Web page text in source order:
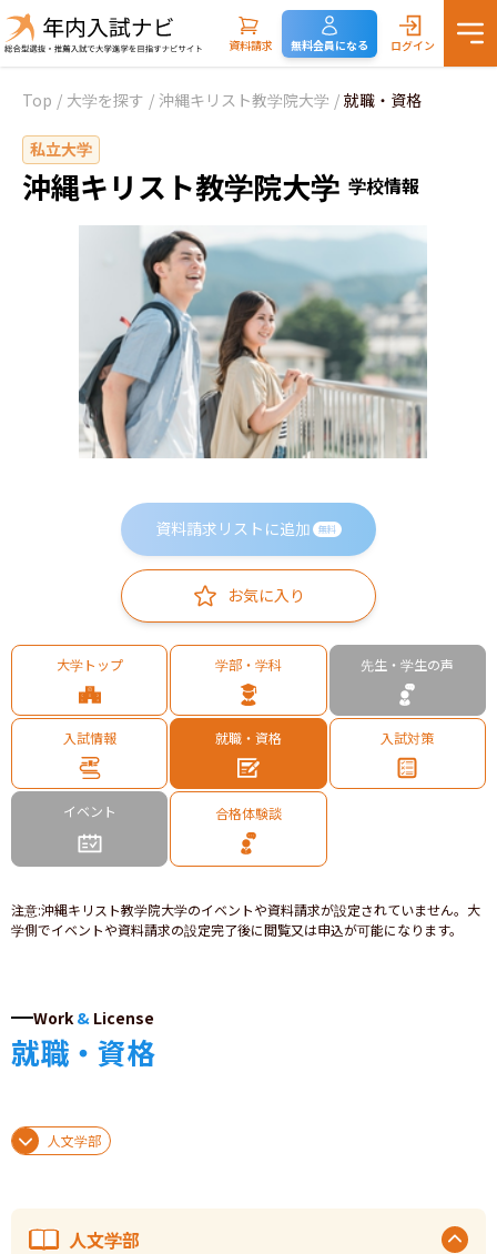
資料請求 無料会員になる ログイン
Top / 大学を探す / 沖縄キリスト教学院大学 / 就職・資格
私立大学
沖縄キリスト教学院大学 学校情報
資料請求リストに追加 無料
お気に入り
大学トップ 学部・学科 先生・学生の声
入試情報 就職・資格 入試対策
イベント 合格体験談
注意:沖縄キリスト教学院大学のイベントや資料請求が設定されていません。大
学側でイベントや資料請求の設定完了後に閲覧又は申込が可能になります。
Work & License
就職・資格
人文学部
人文学部